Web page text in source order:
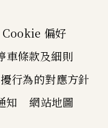
Cookie 偏好
車條款及細則
行為的對應方針
知 網站地圖